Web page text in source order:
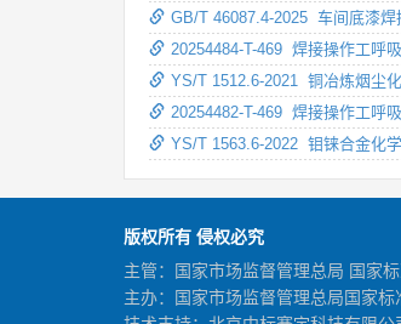
GB/T 46087.4-2025 车间底漆
20254484-T-469 焊接操作工呼
YS/T 1512.6-2021 铜冶炼烟尘
20254482-T-469 焊接操作工呼
YS/T 1563.6-2022 钼铼合金化
版权所有 侵权必究
主管：国家市场监督管理总局 国家
主办：国家市场监督管理总局国家标